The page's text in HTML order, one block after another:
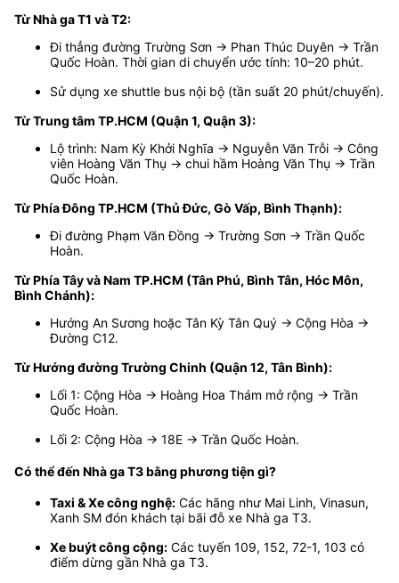
Từ Nhà ga T1 và T2:
Đi thẳng đường Trường Sơn → Phan Thúc Duyên → Trần
Quốc Hoàn. Thời gian di chuyển ước tính: 10–20 phút.
Sử dụng xe shuttle bus nội bộ (tần suất 20 phút/chuyến).
Từ Trung tâm TP.HCM (Quận 1, Quận 3):
Lộ trình: Nam Kỳ Khởi Nghĩa → Nguyễn Văn Trỗi → Công
viên Hoàng Văn Thụ → chui hầm Hoàng Văn Thụ → Trần
Quốc Hoàn.
Từ Phía Đông TP.HCM (Thủ Đức, Gò Vấp, Bình Thạnh):
Đi đường Phạm Văn Đồng → Trường Sơn → Trần Quốc
Hoàn.
Từ Phía Tây và Nam TP.HCM (Tân Phú, Bình Tân, Hóc Môn,
Bình Chánh):
Hướng An Sương hoặc Tân Kỳ Tân Quý → Cộng Hòa →
Đường C12.
Từ Hướng đường Trường Chinh (Quận 12, Tân Bình):
Lối 1: Cộng Hòa → Hoàng Hoa Thám mở rộng → Trần
Quốc Hoàn.
Lối 2: Cộng Hòa → 18E → Trần Quốc Hoàn.
Có thể đến Nhà ga T3 bằng phương tiện gì?
Taxi & Xe công nghệ: Các hãng như Mai Linh, Vinasun,
Xanh SM đón khách tại bãi đỗ xe Nhà ga T3.
Xe buýt công cộng: Các tuyến 109, 152, 72-1, 103 có
điểm dừng gần Nhà ga T3.